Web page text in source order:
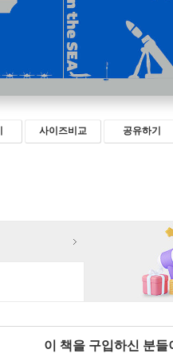
사이즈비교 공유하기
이 책을 구입하신 분